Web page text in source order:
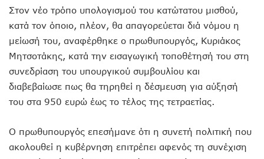
Στον νέο τρόπο υπολογισμού του κατώτατου μισθού,
κατά τον όποιο, πλέον, θα απαγορεύεται διά νόμου η
μείωσή του, αναφέρθηκε ο πρωθυπουργός, Κυριάκος
Μητσοτάκης, κατά την εισαγωγική τοποθέτησή του στη
συνεδρίαση του υπουργικού συμβουλίου και
διαβεβαίωσε πως θα τηρηθεί η δέσμευση για αύξησή
του στα 950 ευρώ έως το τέλος της τετραετίας.
Ο πρωθυπουργός επεσήμανε ότι η συνετή πολιτική που
ακολουθεί η κυβέρνηση επιτρέπει αφενός τη συνέχιση